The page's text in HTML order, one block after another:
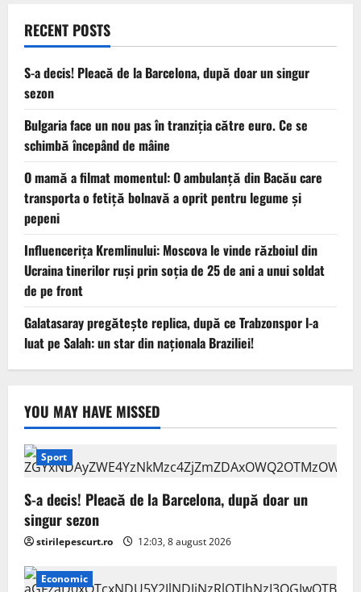
RECENT POSTS
S-a decis! Pleacă de la Barcelona, după doar un singur
sezon
Bulgaria face un nou pas în tranziţia către euro. Ce se
schimbă începând de mâine
O mamă a filmat momentul: O ambulanță din Bacău care
transporta o fetiță bolnavă a oprit pentru legume și
pepeni
Influencerița Kremlinului: Moscova le vinde războiul din
Ucraina tinerilor ruși prin soția de 25 de ani a unui soldat
de pe front
Galatasaray pregătește replica, după ce Trabzonspor l-a
luat pe Salah: un star din naționala Braziliei!
YOU MAY HAVE MISSED
Sport
S-a decis! Pleacă de la Barcelona, după doar un
singur sezon
stirilepescurt.ro 12:03, 8 august 2026
Economic